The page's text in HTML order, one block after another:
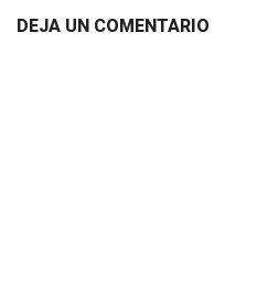
DEJA UN COMENTARIO